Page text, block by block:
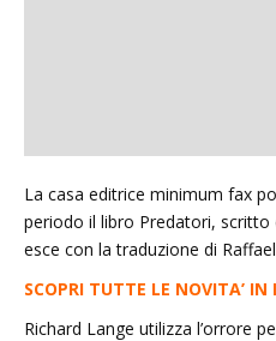
La casa editrice minimum fax
periodo il libro Predatori, scritto
esce con la traduzione di
SCOPRI TUTTE LE NOVITA’ IN
Richard Lange utilizza l’orrore